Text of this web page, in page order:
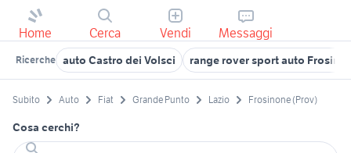
Home Cerca Vendi Messaggi
Ricerche auto Castro dei Volsci range rover sport auto
Subito Auto Fiat Grande Punto Lazio Frosinone (Prov)
Cosa cerchi?